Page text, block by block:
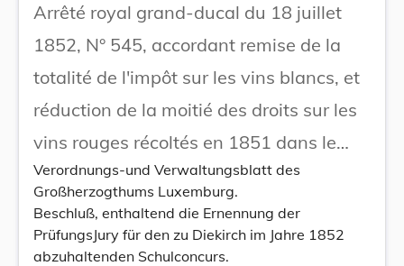
Arrêté royal grand-ducal du 18 juillet
1852, N° 545, accordant remise de la
totalité de l'impôt sur les vins blancs, et
réduction de la moitié des droits sur les
vins rouges récoltés en 1851 dans le
Grand-Duché.
Verordnungs-und Verwaltungsblatt des
Großherzogthums Luxemburg.
Beschluß, enthaltend die Ernennung der
PrüfungsJury für den zu Diekirch im Jahre 1852
abzuhaltenden Schulconcurs.